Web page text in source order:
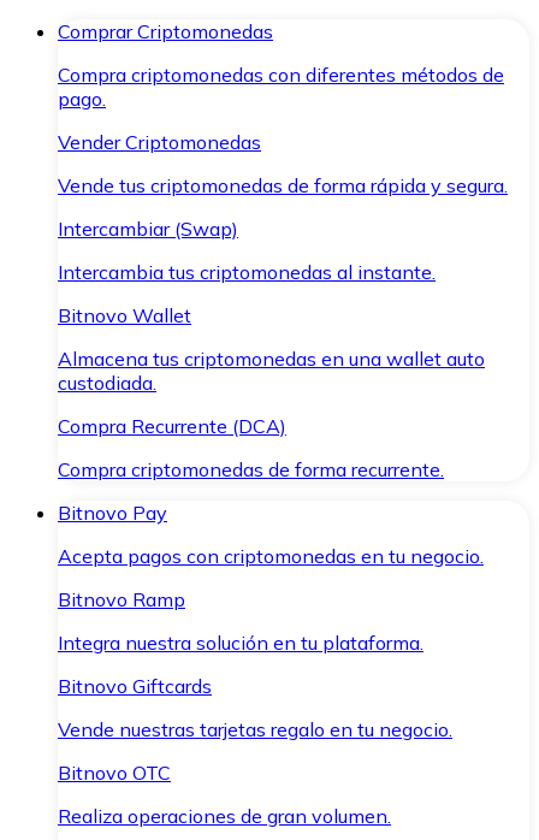
Comprar Criptomonedas
Compra criptomonedas con diferentes métodos de
pago.
Vender Criptomonedas
Vende tus criptomonedas de forma rápida y segura.
Intercambiar (Swap)
Intercambia tus criptomonedas al instante.
Bitnovo Wallet
Almacena tus criptomonedas en una wallet auto
custodiada.
Compra Recurrente (DCA)
Compra criptomonedas de forma recurrente.
Bitnovo Pay
Acepta pagos con criptomonedas en tu negocio.
Bitnovo Ramp
Integra nuestra solución en tu plataforma.
Bitnovo Giftcards
Vende nuestras tarjetas regalo en tu negocio.
Bitnovo OTC
Realiza operaciones de gran volumen.